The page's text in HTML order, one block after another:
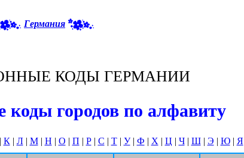
Германия
КОДЫ ГЕРМАНИИ
коды городов по алфавиту
| К| Л| М| Н | О | П | Р| С | Т| У| Ф | Х | Ц | Ч| Ш| Э | Ю| Я